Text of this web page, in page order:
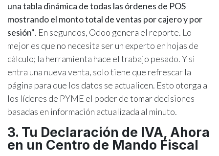
una tabla dinámica de todas las órdenes de POS
mostrando el monto total de ventas por cajero y por
sesión". En segundos, Odoo genera el reporte. Lo
mejor es que no necesita ser un experto en hojas de
cálculo; la herramienta hace el trabajo pesado. Y si
entra una nueva venta, solo tiene que refrescar la
página para que los datos se actualicen. Esto otorga a
los líderes de PYME el poder de tomar decisiones
basadas en información actualizada al minuto.
3. Tu Declaración de IVA, Ahora
en un Centro de Mando Fiscal